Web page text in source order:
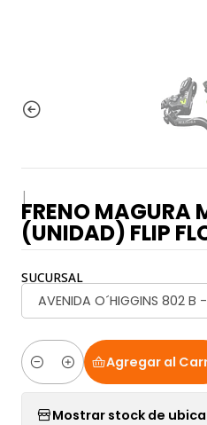
|
FRENO MAGURA
(UNIDAD) FLIP
SUCURSAL
AVENIDA O´HIGGINS 802 B
Cantidad
Agregar al
Mostrar stock de